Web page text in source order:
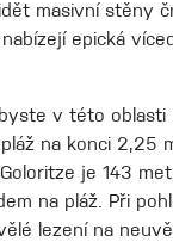
masivní stěny
epická
v této oblasti
pláž na konci 2,25
je 143
na pláž. Při
lezení na